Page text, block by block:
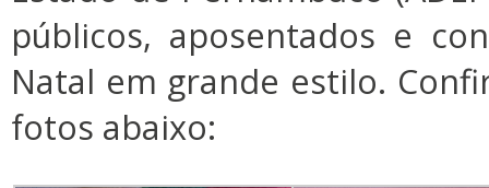
públicos, aposentados e
Natal em grande estilo.
fotos abaixo: